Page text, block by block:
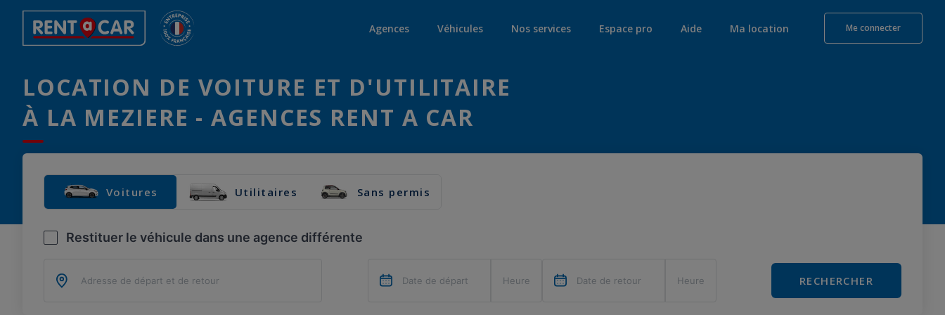
Agences Véhicules Nos services Espace pro Aide Ma location Me connecter
LOCATION DE VOITURE ET D'UTILITAIRE
À LA MEZIERE - AGENCES RENT A CAR
Voitures Utilitaires Sans permis
Restituer le véhicule dans une agence différente
RECHERCHER